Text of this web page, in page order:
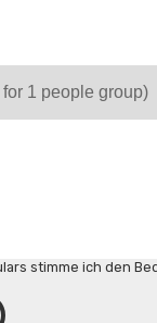
stimme ich den